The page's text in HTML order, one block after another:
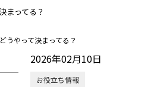
まってる？
うやって決まってる？
2026年02月10日
お役立ち情報